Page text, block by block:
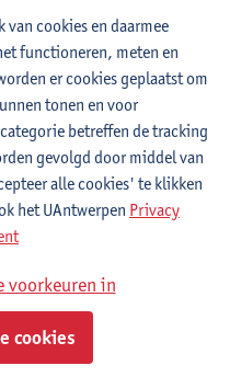
Nederlands-TFL
Engels-TFL
Duits-TFL
Frans-TFL
Nederlands-Frans
Nederlands-Engels
Nederlands-Duits
van cookies en daarmee
functioneren, meten en
er cookies geplaatst om
tonen en voor
betreffen de tracking
gevolgd door middel van
alle cookies' te klikken
het UAntwerpen Privacy
voorkeuren in
cookies